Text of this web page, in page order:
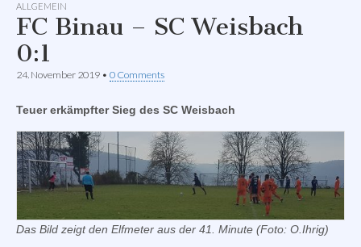
ALLGEMEIN
FC Binau – SC Weisbach
0:1
24. November 2019 • 0 Comments
Teuer erkämpfter Sieg des SC Weisbach
Das Bild zeigt den Elfmeter aus der 41. Minute (Foto: O.Ihrig)